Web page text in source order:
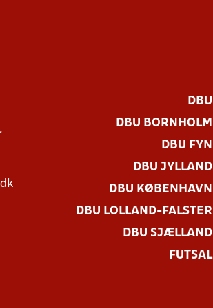
DBU
DBU BORNHOLM
DBU FYN
DBU JYLLAND
DBU KØBENHAVN
DBU LOLLAND-FALSTER
DBU SJÆLLAND
FUTSAL